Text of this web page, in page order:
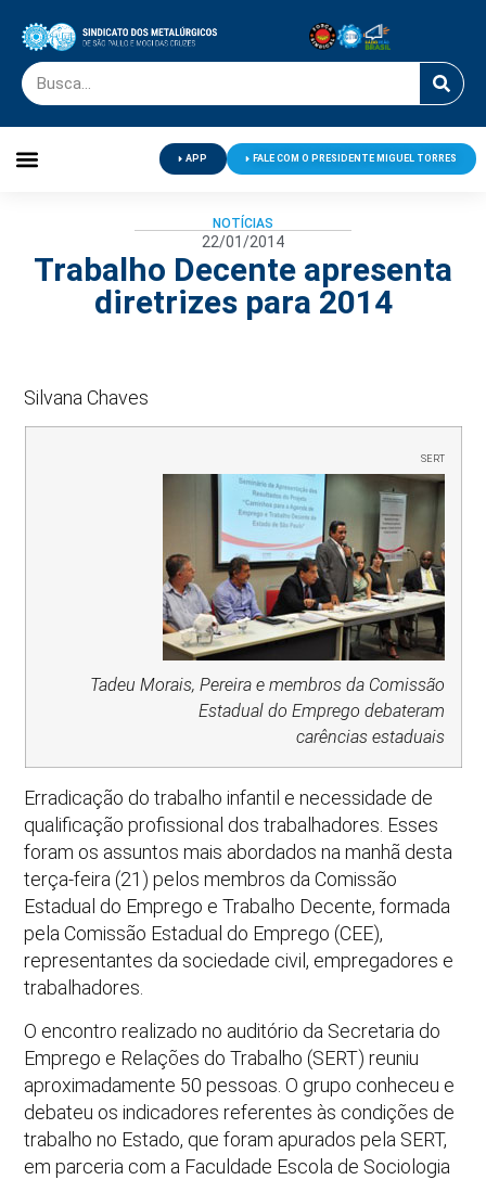
APP FALE COM O PRESIDENTE MIGUEL TORRES
NOTÍCIAS
22/01/2014
Trabalho Decente apresenta
diretrizes para 2014
Silvana Chaves
SERT
Tadeu Morais, Pereira e membros da Comissão
Estadual do Emprego debateram
carências estaduais
Erradicação do trabalho infantil e necessidade de
qualificação profissional dos trabalhadores. Esses
foram os assuntos mais abordados na manhã desta
terça-feira (21) pelos membros da Comissão
Estadual do Emprego e Trabalho Decente, formada
pela Comissão Estadual do Emprego (CEE),
representantes da sociedade civil, empregadores e
trabalhadores.
O encontro realizado no auditório da Secretaria do
Emprego e Relações do Trabalho (SERT) reuniu
aproximadamente 50 pessoas. O grupo conheceu e
debateu os indicadores referentes às condições de
trabalho no Estado, que foram apurados pela SERT,
em parceria com a Faculdade Escola de Sociologia